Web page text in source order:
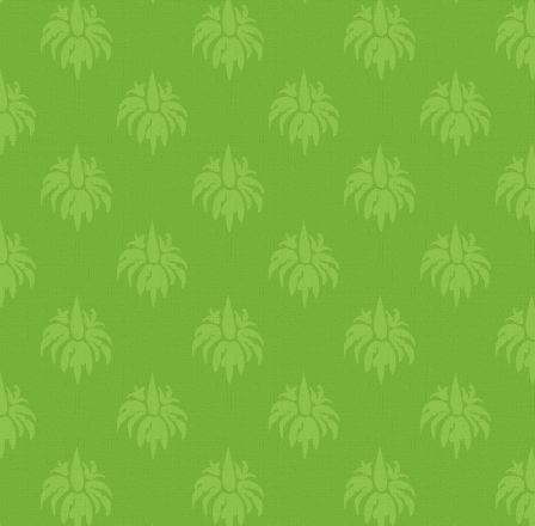
távon ugyanúgy nem
savlekötők. Ihatunk lúgos
kúra
szerúen. Gyomor
teltségérzés esetén 1-2 dl
illetve refluxos tünetek
tinktúra is. De a sósvíz is
leköti agyomorsavat.
elsőként jelentkező tünet a